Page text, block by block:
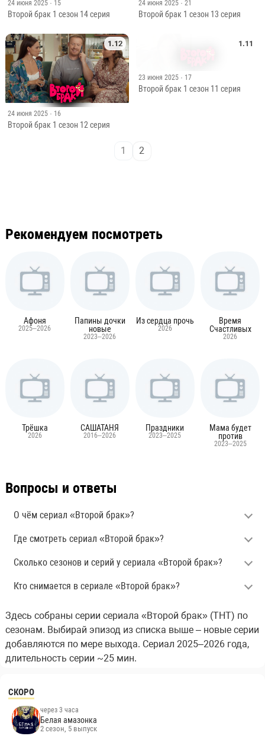
24 июня 2025 · 15
Второй брак 1 сезон 14 серия
24 июня 2025 · 21
Второй брак 1 сезон 13 серия
1.12
24 июня 2025 · 16
Второй брак 1 сезон 12 серия
1.11
1 2
Рекомендуем посмотреть
Афоня
2025–2026
Папины дочки
новые
2023–2026
Из сердца прочь
2026
Время
Счастливых
2026
Трёшка
2026
САШАТАНЯ
2016–2026
Праздники
2023–2025
Мама будет
против
2023–2025
Вопросы и ответы
О чём сериал «Второй брак»?
Где смотреть сериал «Второй брак»?
Сколько сезонов и серий у сериала «Второй брак»?
Кто снимается в сериале «Второй брак»?
Здесь собраны серии сериала «Второй брак» (ТНТ) по
сезонам. Выбирай эпизод из списка выше – новые серии
добавляются по мере выхода. Сериал 2025–2026 года,
длительность серии ~25 мин.
СКОРО
через 3 часа
Белая амазонка
2 сезон, 5 выпуск